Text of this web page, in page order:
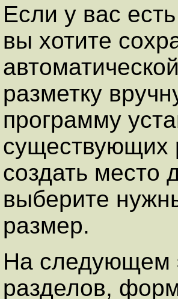
Если у вас
вы хотите
разметку
программу
существующих
создать место
выберите
размер.
На следующем
разделов,